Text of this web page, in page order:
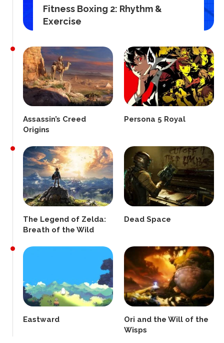
Fitness Boxing 2: Rhythm &
Exercise
Assassin’s Creed
Origins
Persona 5 Royal
The Legend of Zelda:
Breath of the Wild
Dead Space
Eastward
Ori and the Will of the
Wisps